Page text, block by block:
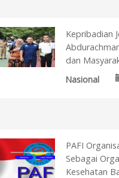
Kepribadian
dan
Nasional
PAFI
Sebagai
Kesehatan